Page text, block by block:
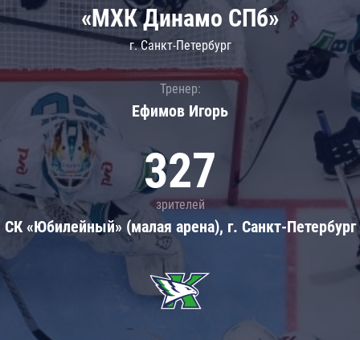
«МХК Динамо СПб»
г. Санкт-Петербург
Тренер:
Ефимов Игорь
327
зрителей
СК «Юбилейный» (малая арена), г. Санкт-Петербург